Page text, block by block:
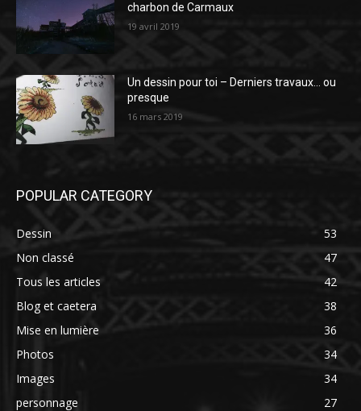
charbon de Carmaux
19 avril 2019
Un dessin pour toi – Derniers travaux… ou
presque
16 mars 2019
POPULAR CATEGORY
Dessin
53
Non classé
47
Tous les articles
42
Blog et caetera
38
Mise en lumière
36
Photos
34
Images
34
personnage
27